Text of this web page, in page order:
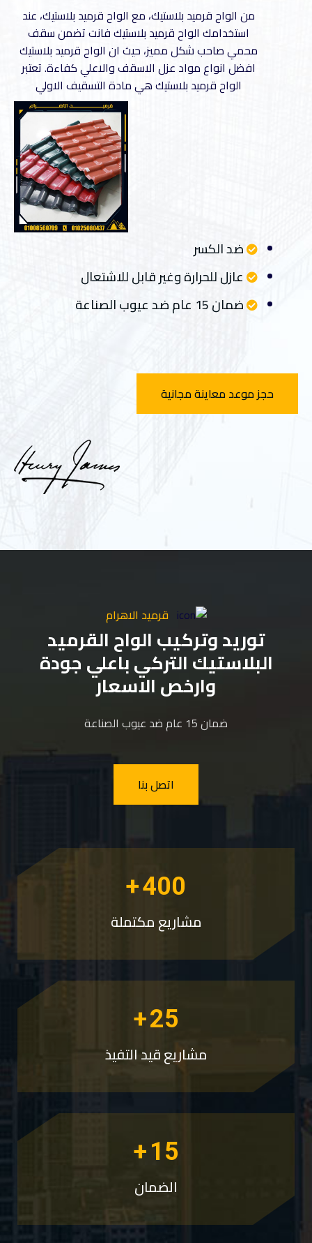
من الواح قرميد بلاستيك، مع الواح قرميد بلاستيك، عند
استخدامك الواح قرميد بلاستيك فانت تضمن سقف
محمي صاحب شكل مميز، حيث ان الواح قرميد بلاستيك
افضل انواع مواد عزل الاسقف والاعلي كفاءة. تعتبر
الواح قرميد بلاستيك هي مادة التسقيف الاولي
ضد الكسر
عازل للحرارة وغير قابل للاشتعال
ضمان 15 عام ضد عيوب الصناعة
حجز موعد معاينة مجانية
قرميد الاهرام
توريد وتركيب الواح القرميد
البلاستيك التركي باعلي جودة
وارخص الاسعار
ضمان 15 عام ضد عيوب الصناعة
اتصل بنا
400
+
مشاريع مكتملة
25
+
مشاريع قيد التفيذ
15
+
الضمان